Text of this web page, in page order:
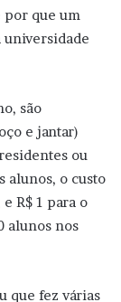
por que um
são
e jantar)
ou
alunos, o custo
R$ 1 para o
alunos nos
que fez várias